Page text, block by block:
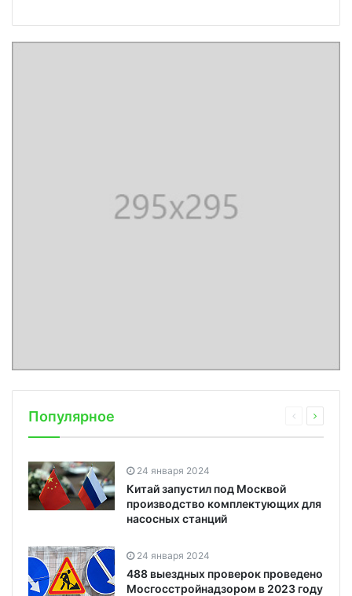
Популярное
24 января 2024
Китай запустил под Москвой
производство комплектующих для
насосных станций
24 января 2024
488 выездных проверок проведено
Мосгосстройнадзором в 2023 году